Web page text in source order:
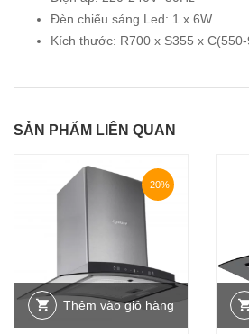
Đèn chiếu sáng Led: 1 x 6W
Kích thước: R700 x S355 x
SẢN PHẨM LIÊN QUAN
-20%
Thêm vào giỏ hàng